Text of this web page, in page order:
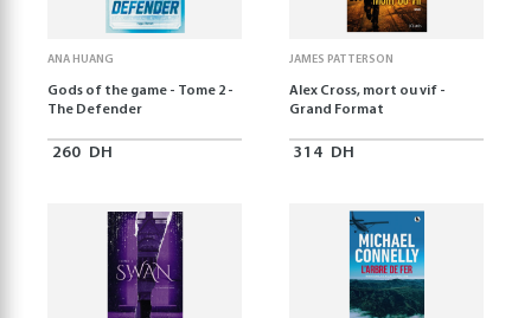
ANA HUANG
Gods of the game - Tome 2 -
The Defender
260 DH
JAMES PATTERSON
Alex Cross, mort ou vif -
Grand Format
314 DH